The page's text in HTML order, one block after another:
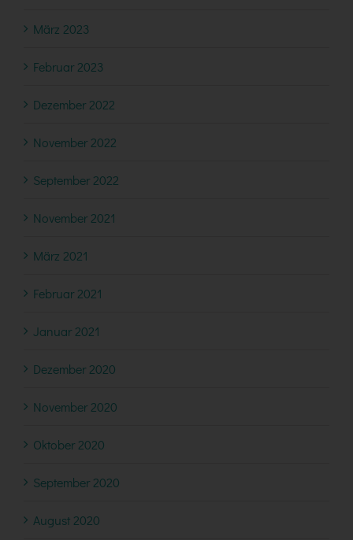
März 2023
Februar 2023
Dezember 2022
November 2022
September 2022
November 2021
März 2021
Februar 2021
Januar 2021
Dezember 2020
November 2020
Oktober 2020
September 2020
August 2020